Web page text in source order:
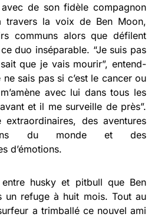
de son fidèle compagnon
travers la voix de Ben Moon,
communs alors que défilent
duo inséparable. “Je suis pas
que je vais mourir”, entend-
sais pas si c’est le cancer ou
avec lui dans tous les
et il me surveille de près”.
extraordinaires, des aventures
du monde et des
d’émotions.
husky et pitbull que Ben
un refuge à huit mois. Tout au
a trimballé ce nouvel ami